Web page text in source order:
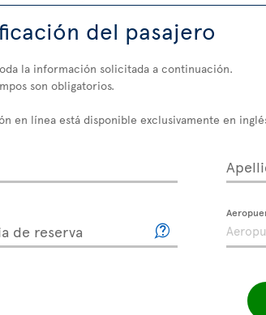
del pasajero
la información solicitada a continuación.
son obligatorios.
en línea está disponible exclusivamente en
de reserva